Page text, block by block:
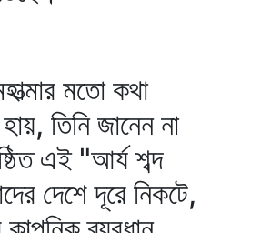
মতো কথা
তিনি জানেন না
এই "আর্য শব্দ
দেশে দূরে নিকটে,